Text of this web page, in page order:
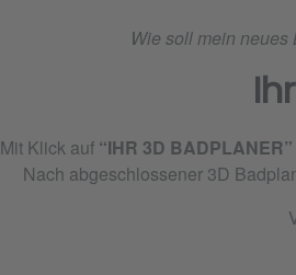
Wie soll mein
Mit Klick auf “IHR 3D BADPLANER”
Nach abgeschlossener 3D